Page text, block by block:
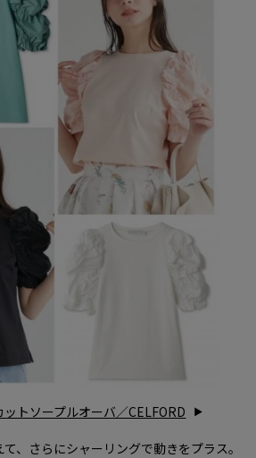
トソープルオーバ／CELFORD
、さらにシャーリングで動きをプラス。